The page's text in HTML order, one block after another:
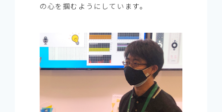
の心を掴むようにしています。